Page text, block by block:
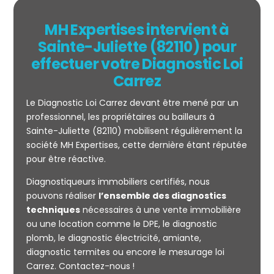
Mesurage
CARREZ
MH Expertises intervient à
Sainte-Juliette (82110) pour
effectuer votre Diagnostic Loi
Carrez
Le Diagnostic Loi Carrez devant être mené par un
professionnel, les propriétaires ou bailleurs à
Sainte-Juliette (82110) mobilisent régulièrement la
société MH Expertises, cette dernière étant réputée
pour être réactive.
Diagnostiqueurs immobiliers certifiés, nous
pouvons réaliser l’ensemble des diagnostics
techniquesnécessaires à une vente immobilière
ou une location comme le DPE, le diagnostic
plomb, le diagnostic électricité, amiante,
diagnostic termites ou encore le mesurage loi
Carrez. Contactez-nous !